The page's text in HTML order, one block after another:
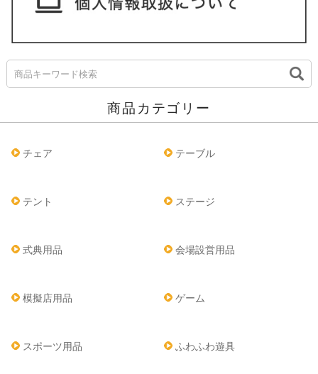
商品カテゴリー
チェア テーブル
テント ステージ
式典用品 会場設営用品
模擬店用品 ゲーム
スポーツ用品 ふわふわ遊具